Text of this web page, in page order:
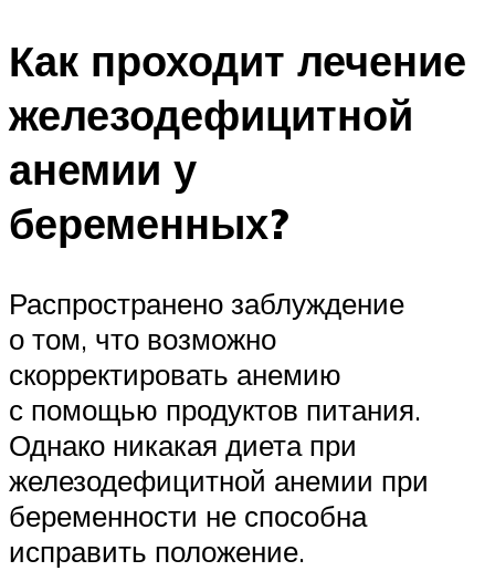
Как проходит лечение
железодефицитной
анемии у
беременных?
Распространено заблуждение
о том, что возможно
скорректировать анемию
с помощью продуктов питания.
Однако никакая диета при
железодефицитной анемии при
беременности не способна
исправить положение.